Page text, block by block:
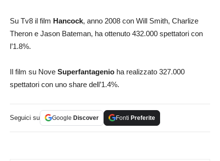
Su Tv8 il film Hancock, anno 2008 con Will Smith, Charlize
Theron e Jason Bateman, ha ottenuto 432.000 spettatori con
l’1.8%.
Il film su Nove Superfantagenio ha realizzato 327.000
spettatori con uno share dell’1.4%.
Seguici su Google Discover Fonti Preferite